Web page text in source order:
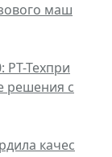
маш
Техпри
решения с
качес